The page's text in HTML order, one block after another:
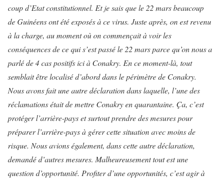
coup d’Etat constitutionnel. Et je sais que le 22 mars beaucoup
de Guinéens ont été exposés à ce virus. Juste après, on est revenu
à la charge, au moment où on commençait à voir les
conséquences de ce qui s’est passé le 22 mars parce qu’on nous a
parlé de 4 cas positifs ici à Conakry. En ce moment-là, tout
semblait être localisé d’abord dans le périmètre de Conakry.
Nous avons fait une autre déclaration dans laquelle, l’une des
réclamations était de mettre Conakry en quarantaine. Ça, c’est
protéger l’arrière-pays et surtout prendre des mesures pour
préparer l’arrière-pays à gérer cette situation avec moins de
risque. Nous avions également, dans cette autre déclaration,
demandé d’autres mesures. Malheureusement tout est une
question d’opportunité. Profiter d’une opportunités, c’est agir à